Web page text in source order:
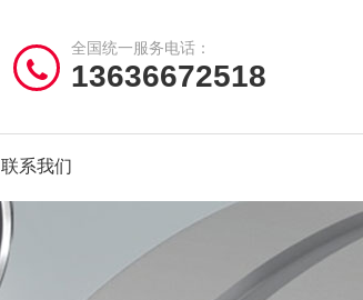
全国统一服务电话：
13636672518
联系我们